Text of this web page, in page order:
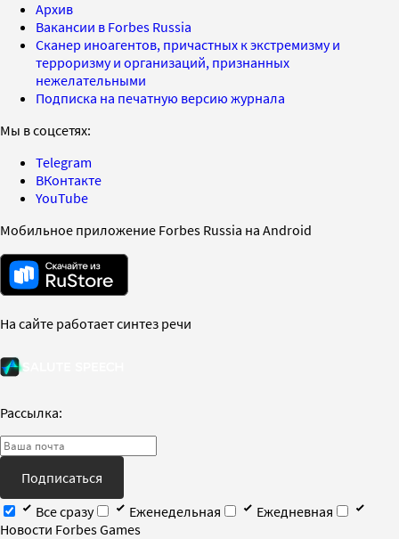
Архив
Вакансии в Forbes Russia
Сканер иноагентов, причастных к экстремизму и
терроризму и организаций, признанных
нежелательными
Подписка на печатную версию журнала
Мы в соцсетях:
Telegram
ВКонтакте
YouTube
Мобильное приложение Forbes Russia на Android
На сайте работает синтез речи
Рассылка:
Подписаться
Все сразу
Еженедельная
Ежедневная
Новости Forbes Games